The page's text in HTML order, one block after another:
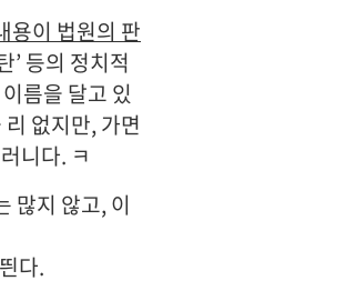
용이 법원의 판
’ 등의 정치적
름을 달고 있
없지만, 가면
니다. ㅋ
많지 않고, 이
다.